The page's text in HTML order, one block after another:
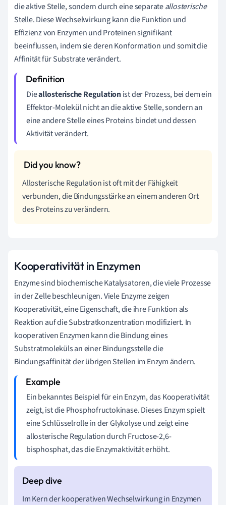
die aktive Stelle, sondern durch eine separateallosterische
Stelle. Diese Wechselwirkung kann die Funktion und
Effizienz von Enzymen und Proteinen signifikant
beeinflussen, indem sie deren Konformation und somit die
Affinität für Substrate verändert.
Dieallosterische Regulationist der Prozess, bei dem ein
Effektor-Molekül nicht an die aktive Stelle, sondern an
eine andere Stelle eines Proteins bindet und dessen
Aktivität verändert.
Allosterische Regulation ist oft mit der Fähigkeit
verbunden, die Bindungsstärke an einem anderen Ort
des Proteins zu verändern.
Kooperativität in Enzymen
Enzyme sind biochemische Katalysatoren, die viele Prozesse
in der Zelle beschleunigen. Viele Enzyme zeigen
Kooperativität, eine Eigenschaft, die ihre Funktion als
Reaktion auf die Substratkonzentration modifiziert. In
kooperativen Enzymen kann die Bindung eines
Substratmoleküls an einer Bindungsstelle die
Bindungsaffinität der übrigen Stellen im Enzym ändern.
Ein bekanntes Beispiel für ein Enzym, das Kooperativität
zeigt, ist die Phosphofructokinase. Dieses Enzym spielt
eine Schlüsselrolle in der Glykolyse und zeigt eine
allosterische Regulation durch Fructose-2,6-
bisphosphat, das die Enzymaktivität erhöht.
Im Kern der kooperativen Wechselwirkung in Enzymen